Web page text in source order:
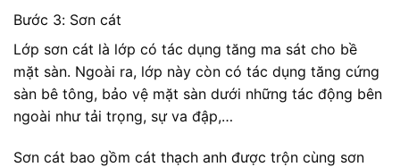
Bước 3: Sơn cát
Lớp sơn cát là lớp có tác dụng tăng ma sát cho bề
mặt sàn. Ngoài ra, lớp này còn có tác dụng tăng cứng
sàn bê tông, bảo vệ mặt sàn dưới những tác động bên
ngoài như tải trọng, sự va đập,…
Sơn cát bao gồm cát thạch anh được trộn cùng sơn